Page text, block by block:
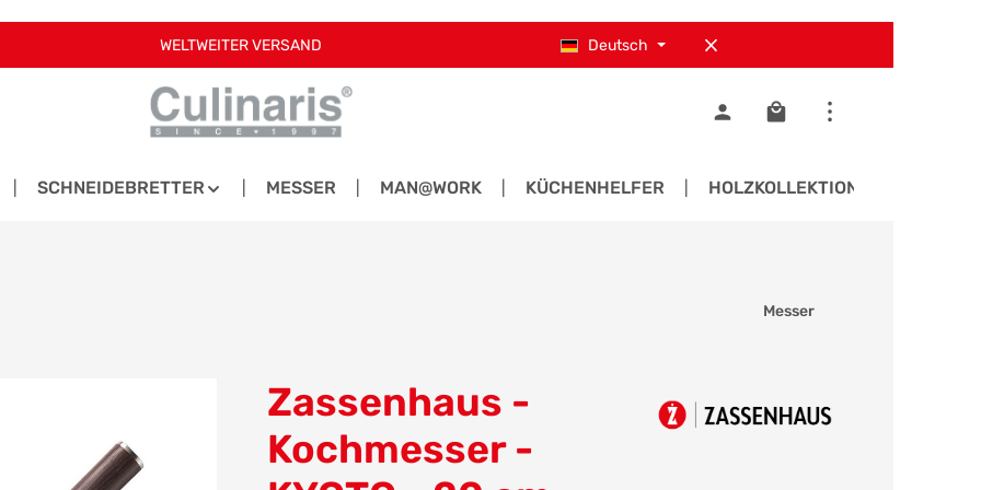
WELTWEITER VERSAND Deutsch
Warenkorb enthält 0
SCHNEIDEBRETTER MESSER MAN@WORK KÜCHENHELFER HOLZKOLLEKTIONEN
Messer
Zassenhaus -
Kochmesser -